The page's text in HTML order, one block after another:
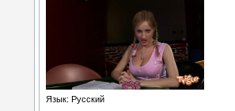
Язык: Русский